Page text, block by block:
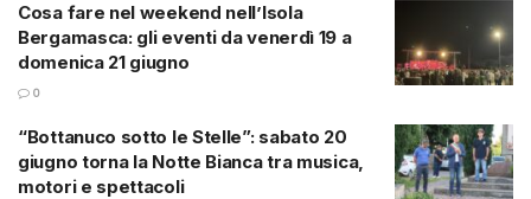
Cosa fare nel weekend nell’Isola
Bergamasca: gli eventi da venerdì 19 a
domenica 21 giugno
0
“Bottanuco sotto le Stelle”: sabato 20
giugno torna la Notte Bianca tra musica,
motori e spettacoli